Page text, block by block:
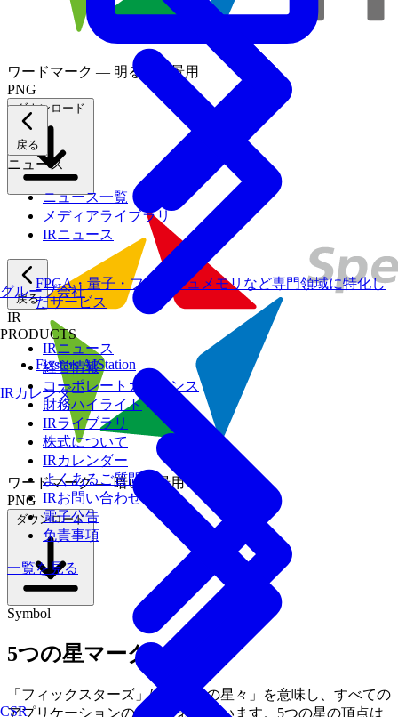
戻る
ニュース
ニュース一覧
メディアライブラリ
IRニュース
戻る
IR
IRニュース
経営情報
コーポレートガバナンス
財務ハイライト
IRライブラリ
株式について
IRカレンダー
よくあるご質問
IRお問い合わせ
電子公告
免責事項
一覧を見る
グループ会社
CSR
FPGA・量子・フラッシュメモリなど専門領域に特化し
たサービス
PRODUCTS
Fixstars AIStation
IRカレンダー
ワードマーク — 明るい背景用
PNG
ダウンロード
ワードマーク — 暗い背景用
PNG
ダウンロード
Symbol
5つの星マーク
「フィックスターズ」は「不動の星々」を意味し、すべての
アプリケーションの中心を表しています。5つの星の頂点は